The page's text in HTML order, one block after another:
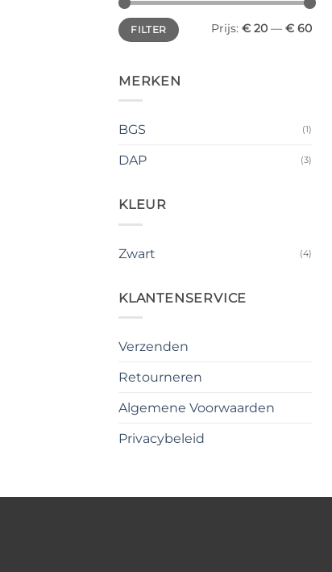
Min.
prijs
Max.
prijsFILTER Prijs: € 20 — € 60
MERKEN
BGS (1)
DAP (3)
KLEUR
Zwart (4)
KLANTENSERVICE
Verzenden
Retourneren
Algemene Voorwaarden
Privacybeleid